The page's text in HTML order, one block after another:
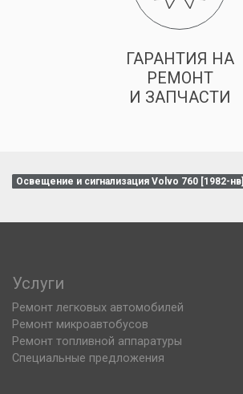
ГАРАНТИЯ НА
РЕМОНТ
И ЗАПЧАСТИ
Освещение и сигнализация Volvo 760 [1982-нв]
Услуги
Ремонт легковых автомобилей
Ремонт микроавтобусов
Ремонт топливной аппаратуры
Специальные предложения